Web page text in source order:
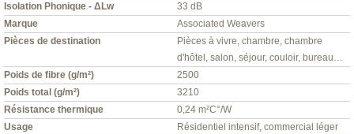
Isolation Phonique - ΔLw
33 dB
Marque
Associated Weavers
Pièces de destination
Pièces à vivre, chambre, chambre
d'hôtel, salon, séjour, couloir, bureau…
Poids de fibre (g/m²)
2500
Poids total (g/m²)
3210
Résistance thermique
0,24 m²C°/W
Usage
Résidentiel intensif, commercial léger